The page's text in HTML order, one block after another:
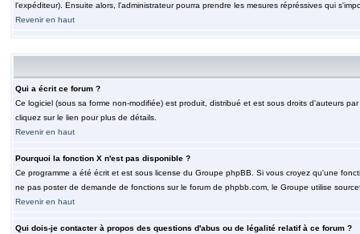
l'expéditeur). Ensuite alors, l'administrateur pourra prendre les mesures répréssives qui
Revenir en haut
Qui a écrit ce forum ?
Ce logiciel (sous sa forme non-modifiée) est produit, distribué et est sous droits d'auteurs
cliquez sur le lien pour plus de détails.
Revenir en haut
Pourquoi la fonction X n'est pas disponible ?
Ce programme a été écrit et est sous license du Groupe phpBB. Si vous croyez qu'une
ne pas poster de demande de fonctions sur le forum de phpbb.com, le Groupe utilise
Revenir en haut
Qui dois-je contacter à propos des questions d'abus ou de légalité relatif à ce forum ?